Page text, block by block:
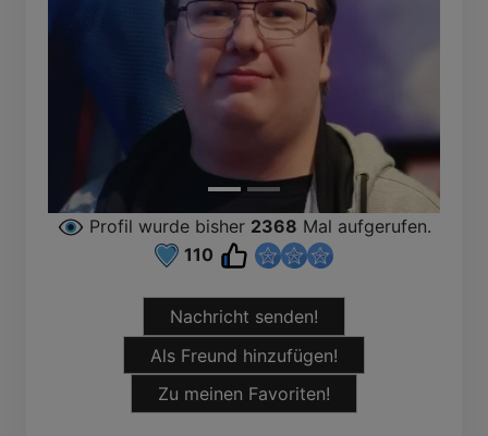
Profil wurde bisher 2368 Mal aufgerufen.
110
Nachricht senden!
Als Freund hinzufügen!
Zu meinen Favoriten!